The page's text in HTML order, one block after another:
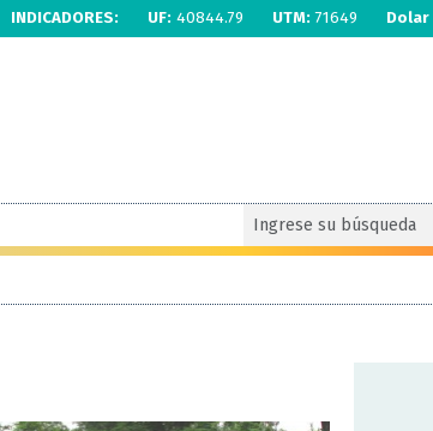
INDICADORES: UF: 40844.79 UTM: 71649